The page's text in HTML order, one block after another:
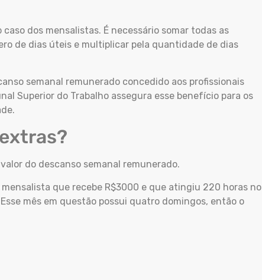
dos mensalistas. É necessário somar todas as
de dias úteis e multiplicar pela quantidade de dias
semanal remunerado concedido aos profissionais
Superior do Trabalho assegura esse benefício para os
do descanso semanal remunerado.
que recebe R$3000 e que atingiu 220 horas no
mês em questão possui quatro domingos, então o